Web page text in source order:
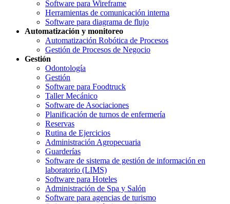
Software para Wireframe
Herramientas de comunicación interna
Software para diagrama de flujo
Automatización y monitoreo
Automatización Robótica de Procesos
Gestión de Procesos de Negocio
Gestión
Odontología
Gestión
Software para Foodtruck
Taller Mecánico
Software de Asociaciones
Planificación de turnos de enfermería
Reservas
Rutina de Ejercicios
Administración Agropecuaria
Guarderías
Software de sistema de gestión de información en
laboratorio (LIMS)
Software para Hoteles
Administración de Spa y Salón
Software para agencias de turismo